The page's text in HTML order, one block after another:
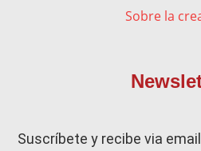
Sobre la
Suscríbete y recibe via